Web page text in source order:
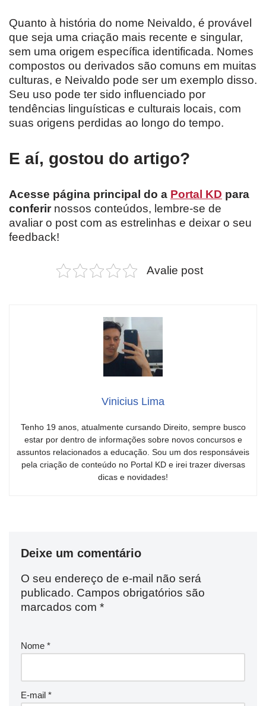
Quanto à história do nome Neivaldo, é provável
que seja uma criação mais recente e singular,
sem uma origem específica identificada. Nomes
compostos ou derivados são comuns em muitas
culturas, e Neivaldo pode ser um exemplo disso.
Seu uso pode ter sido influenciado por
tendências linguísticas e culturais locais, com
suas origens perdidas ao longo do tempo.
E aí, gostou do artigo?
Acesse página principal do a Portal KD para
conferirnossos conteúdos, lembre-se de
avaliar o post com as estrelinhas e deixar o seu
feedback!
Avalie post
Vinicius Lima
Tenho 19 anos, atualmente cursando Direito, sempre busco
estar por dentro de informações sobre novos concursos e
assuntos relacionados a educação. Sou um dos responsáveis
pela criação de conteúdo no Portal KD e irei trazer diversas
dicas e novidades!
Deixe um comentário
O seu endereço de e-mail não será
publicado. Campos obrigatórios são
marcados com *
Nome *
E-mail *